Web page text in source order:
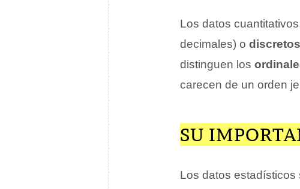
Los datos
decimales) o discretos
distinguen los
carecen de un orden
SU
Los datos